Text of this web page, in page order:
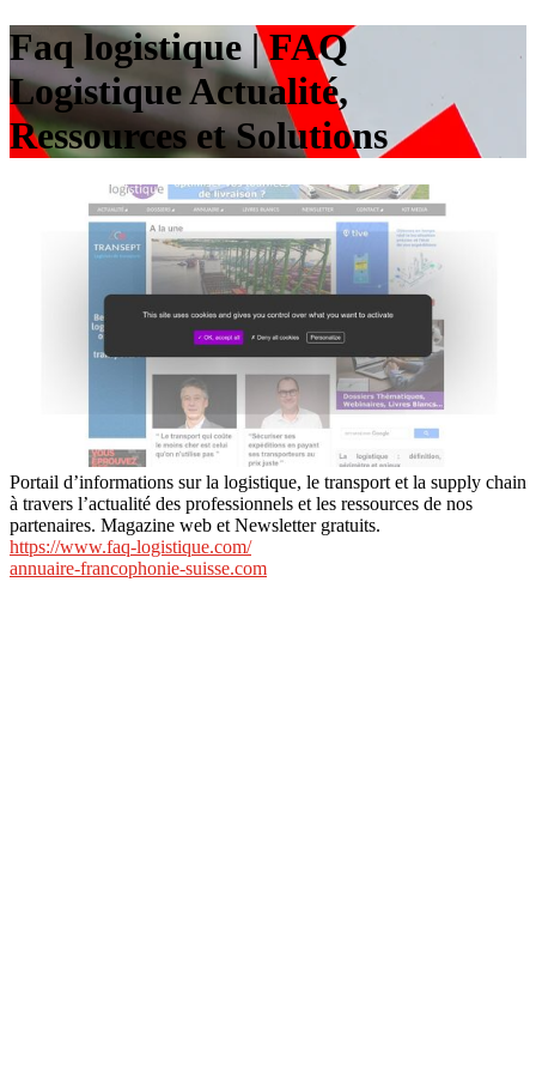
Faq logistique | FAQ
Logistique Actualité,
Ressources et Solutions
Portail d’informations sur la logistique, le transport et la supply chain
à travers l’actualité des professionnels et les ressources de nos
partenaires. Magazine web et Newsletter gratuits.
https://www.faq-logistique.com/
annuaire-francophonie-suisse.com